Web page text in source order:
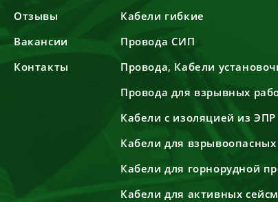
Отзывы
Вакансии
Контакты
Кабели гибкие
Провода СИП
Провода, Кабели
Провода для взрывных
Кабели с изоляцией из ЭПР
Кабели для взрывоопасных
Кабели для горнорудной
Кабели для активных